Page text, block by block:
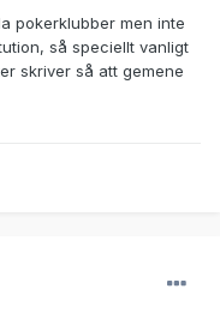
pokerklubber men inte
så speciellt vanligt
skriver så att gemene